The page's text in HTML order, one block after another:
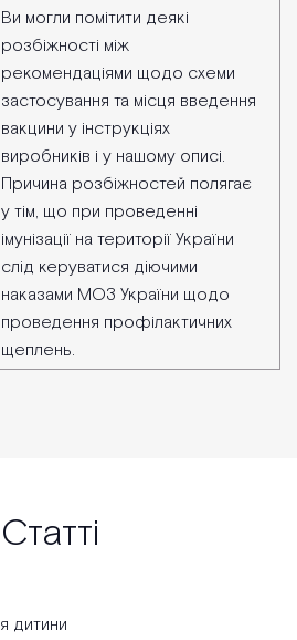
Ви могли помітити деякі
розбіжності між
рекомендаціями щодо схеми
застосування та місця введення
вакцини у інструкціях
виробників і у нашому описі.
Причина розбіжностей полягає
у тім, що при проведенні
імунізації на території України
слід керуватися діючими
наказами МОЗ України щодо
проведення профілактичних
щеплень.
Статті